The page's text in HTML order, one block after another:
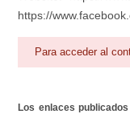
Área personal
https://
Para acceder al
Los enlaces